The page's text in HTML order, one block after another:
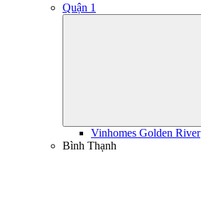
Quận 1
Vinhomes Golden River
Bình Thạnh